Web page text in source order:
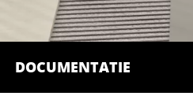
DOCUMENTATIE